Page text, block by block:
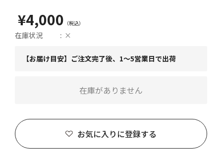
¥4,000
在庫状況 ×
【お届け目安】ご注文完了後、1～5営業日で出荷
お気に入りに登録する
在庫がありません